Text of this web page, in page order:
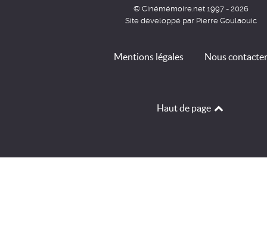
© Cinémémoire.net 1997 - 2026
Site développé par Pierre Goulaouic
Mentions légales Nous contacter
Haut de page